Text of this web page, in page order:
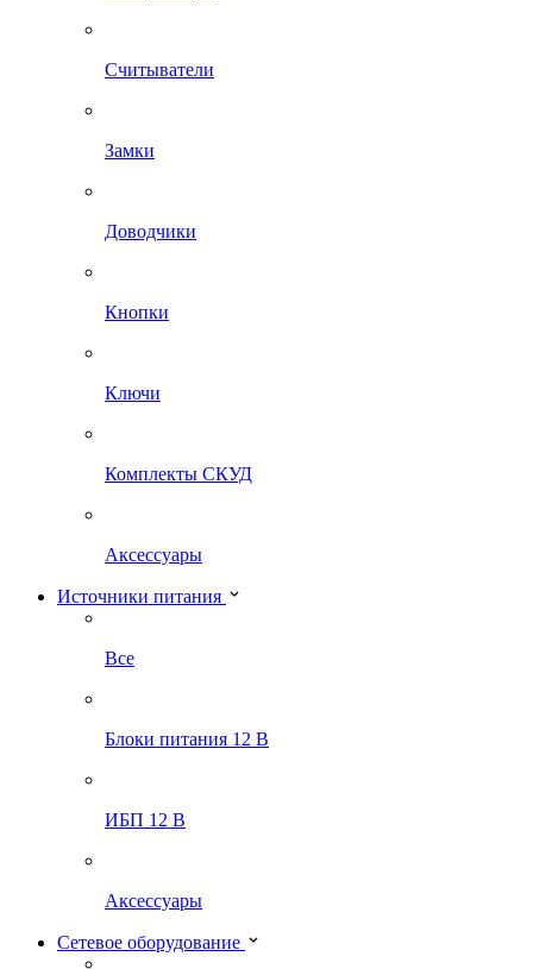
Считыватели
Замки
Доводчики
Кнопки
Ключи
Комплекты СКУД
Аксессуары
Источники питания
Все
Блоки питания 12 В
ИБП 12 В
Аксессуары
Сетевое оборудование